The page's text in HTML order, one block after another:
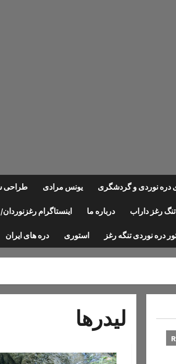
دره نوردی و گردشگری یونس مرادی طراحی
رغز داراب درباره ما اینستاگرام
دره نوردی تنگه رغز استوری دره های ایران
لیدرها